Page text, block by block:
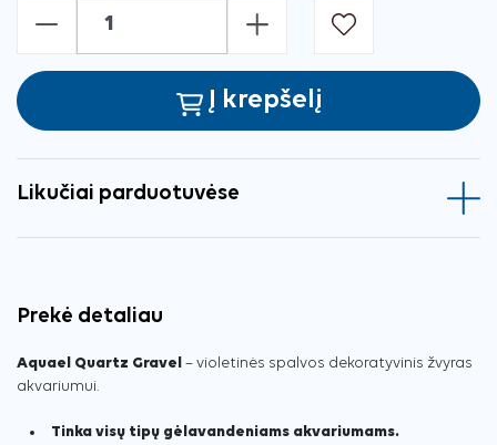
- +
Į krepšelį
Likučiai parduotuvėse
Prekė detaliau
Aquael Quartz Gravel – violetinės spalvos dekoratyvinis žvyras
akvariumui.
Tinka visų tipų gėlavandeniams akvariumams.